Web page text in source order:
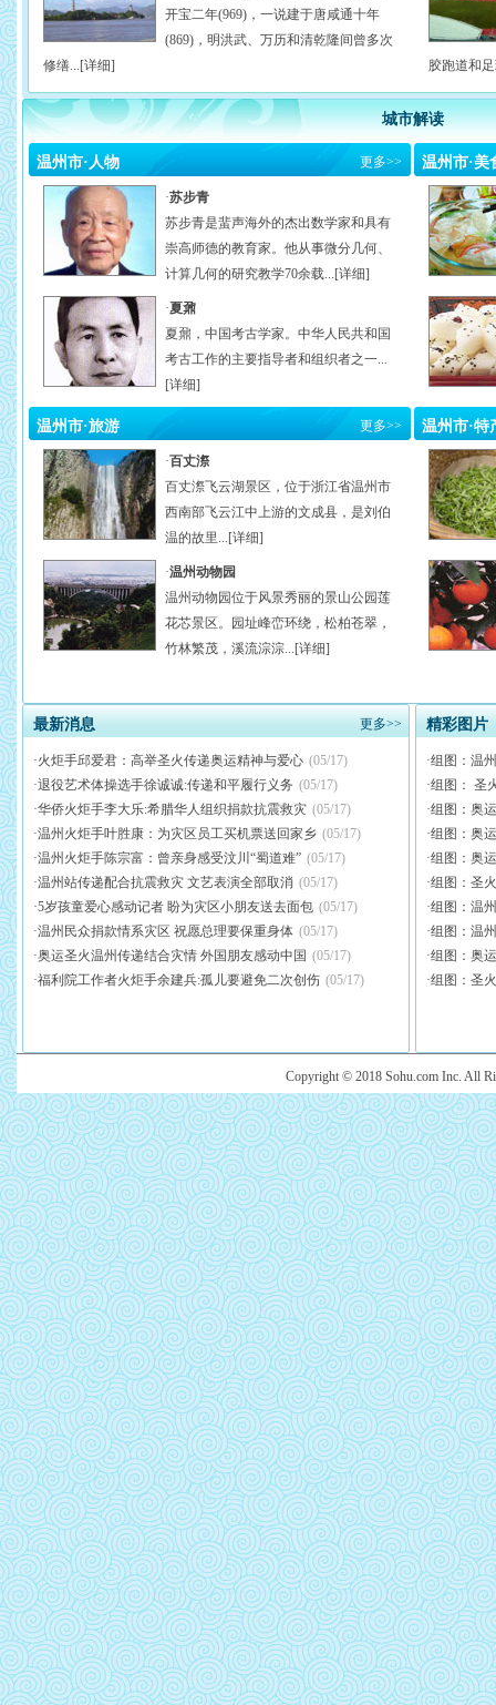
开宝二年(969)，一说建于唐咸通十年
(869)，明洪武、万历和清乾隆间曾多次
修缮... [详细] 胶跑道和
城市解读
温州市·人物 更多>>
·苏步青
苏步青是蜚声海外的杰出数学家和具有
崇高师德的教育家。他从事微分几何、
计算几何的研究教学70余载...[详细]
·夏鼐
夏鼐，中国考古学家。中华人民共和国
考古工作的主要指导者和组织者之一...
[详细]
温州市·旅游 更多>>
·百丈漈
百丈漈飞云湖景区，位于浙江省温州市
西南部飞云江中上游的文成县，是刘伯
温的故里...[详细]
·温州动物园
温州动物园位于风景秀丽的景山公园莲
花芯景区。园址峰峦环绕，松柏苍翠，
竹林繁茂，溪流淙淙...[详细]
温州市·美
温州市·特
最新消息 更多>>
·火炬手邱爱君：高举圣火传递奥运精神与爱心 (05/17)
·退役艺术体操选手徐诚诚:传递和平履行义务 (05/17)
·华侨火炬手李大乐:希腊华人组织捐款抗震救灾 (05/17)
·温州火炬手叶胜康：为灾区员工买机票送回家乡 (05/17)
·温州火炬手陈宗富：曾亲身感受汶川“蜀道难” (05/17)
·温州站传递配合抗震救灾 文艺表演全部取消 (05/17)
·5岁孩童爱心感动记者 盼为灾区小朋友送去面包 (05/17)
·温州民众捐款情系灾区 祝愿总理要保重身体 (05/17)
·奥运圣火温州传递结合灾情 外国朋友感动中国 (05/17)
·福利院工作者火炬手余建兵:孤儿要避免二次创伤 (05/17)
精彩图片
·组图：温
·组图： 圣
·组图：奥
·组图：奥
·组图：奥
·组图：圣
·组图：温
·组图：温
·组图：奥
·组图：圣
Copyright © 2018 Sohu.com Inc. All